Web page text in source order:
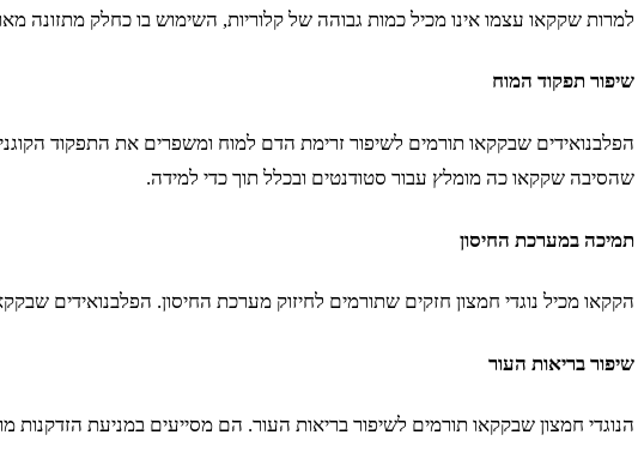
למרות שקקאו עצמו אינו מכיל כמות גבוהה של קלוריות, השימוש בו כחלק מתזונה
שיפור תפקוד המוח
הפלבנואידים שבקקאו תורמים לשיפור זרימת הדם למוח ומשפרים את התפקוד
שהסיבה שקקאו כה מומלץ עבור סטודנטים ובכלל תוך כדי למידה.
תמיכה במערכת החיסון
הקקאו מכיל נוגדי חמצון חזקים שתורמים לחיזוק מערכת החיסון. הפלבנואידים
שיפור בריאות העור
הנוגדי חמצון שבקקאו תורמים לשיפור בריאות העור. הם מסייעים במניעת הזדקנות